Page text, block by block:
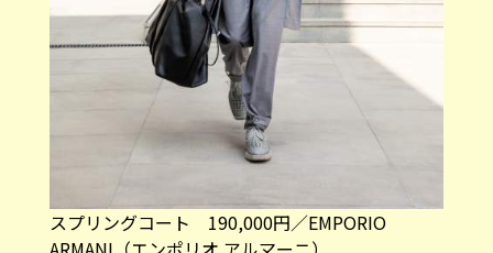
スプリングコート 190,000円／EMPORIO